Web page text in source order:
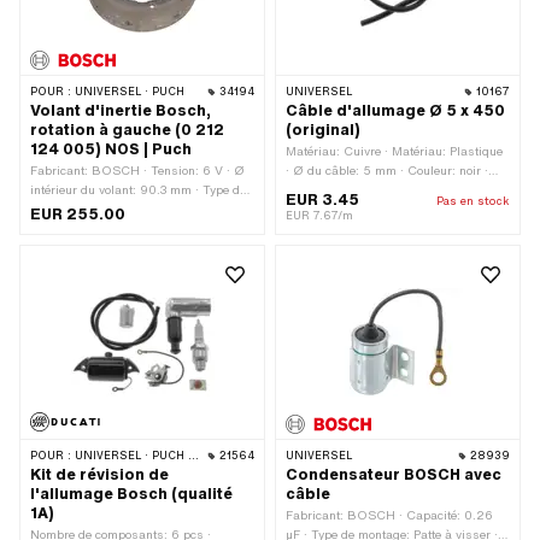
POUR : UNIVERSEL · PUCH 34194
Volant d'inertie Bosch,
rotation à gauche (0 212
124 005) NOS | Puch
Fabricant: BOSCH · Tension: 6 V · Ø
intérieur du volant: 90.3 mm · Type de
filetage: MF26x1.5 (filetage fin) · Sens
Ø Cône petit intérieur: 12.5 mm · Ø
extérieur du volant: 116 mm · Longueur
du cône: 18 mm · Rapport conique: 1:5 ·
Poids: 840 g · Longueur du filetage: 6
mm · Puch numéro BOSCH: 0 212 124
EUR 255.00
UNIVERSEL 10167
Câble d'allumage Ø 5 x 450
(original)
Matériau: Cuivre · Matériau: Plastique
· Ø du câble: 5 mm · Couleur: noir ·
Déparasité: Non · Longueur totale: 450
EUR 3.45
Pas en stock
EUR 7.67/m
POUR : UNIVERSEL · PUCH · SACHS · ZÜNDAPP BELMONDO 21564
Kit de révision de
l'allumage Bosch (qualité
1A)
Nombre de composants: 6 pcs ·
UNIVERSEL 28939
Condensateur BOSCH avec
câble
Fabricant: BOSCH · Capacité: 0.26
µF · Type de montage: Patte à visser ·